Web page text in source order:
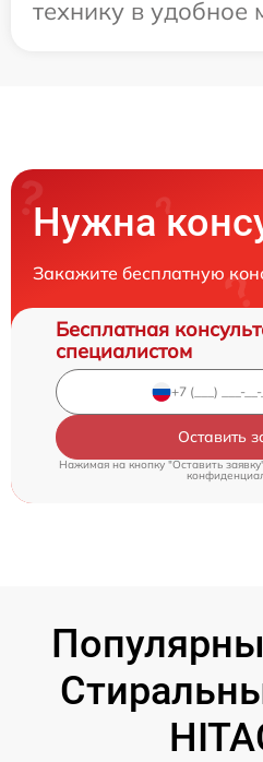
технику в удобное
Нужна
Закажите бесплатную
Бесплатная
специалистом
Оставить
Нажимая на кнопку "Оставить